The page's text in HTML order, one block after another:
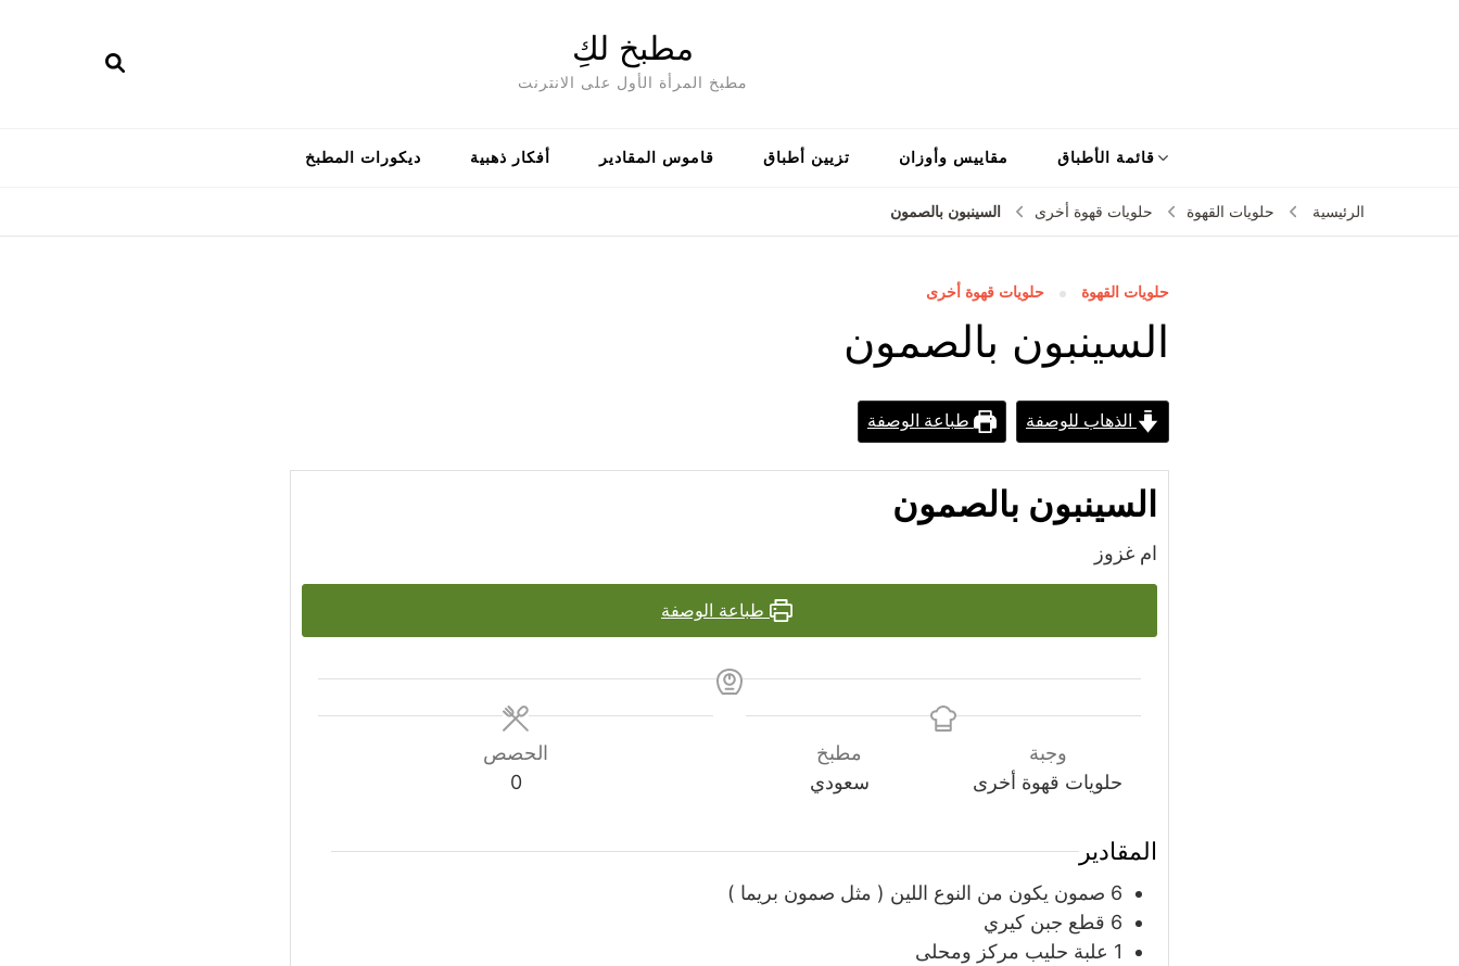
مطبخ لكِ
مطبخ المرأة الأول على الانترنت
قائمة الأطباق مقاييس وأوزان تزيين أطباق قاموس المقادير أفكار ذهبية ديكورات المطبخ
الرئيسية حلويات القهوة حلويات قهوة أخرى السينبون بالصمون
حلويات القهوة حلويات قهوة أخرى
السينبون بالصمون
الذهاب للوصفة طباعة الوصفة
السينبون بالصمون
ام غزوز
طباعة الوصفة
وجبة
حلويات قهوة أخرى
مطبخ
سعودي
الحصص
0
المقادير
6 صمون يكون من النوع اللين ( مثل صمون بريما )
6 قطع جبن كيري
1 علبة حليب مركز ومحلى